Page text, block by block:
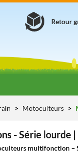
Retour
Motoculteurs
- Série lourde |
multifonction